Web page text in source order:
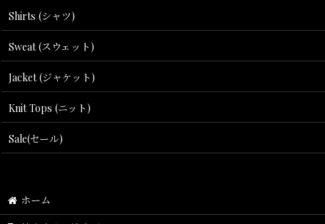
Shirts (シャツ)
Sweat (スウェット)
Jacket (ジャケット)
Knit Tops (ニット)
Sale(セール)
ホーム